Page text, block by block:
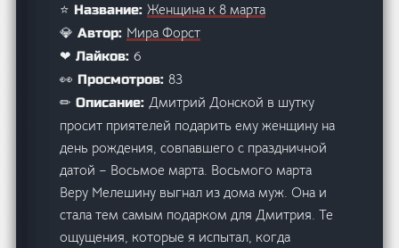
⭐ Название:Женщина к 8 марта
💎 Автор: Мира Форст
❤ Лайков:6
👀 Просмотров:83
✏ Описание:Дмитрий Донской в шутку
просит приятелей подарить ему женщину на
день рождения, совпавшего с праздничной
датой – Восьмое марта. Восьмого марта
Веру Мелешину выгнал из дома муж. Она и
стала тем самым подарком для Дмитрия. Те
ощущения, которые я испытал, когда